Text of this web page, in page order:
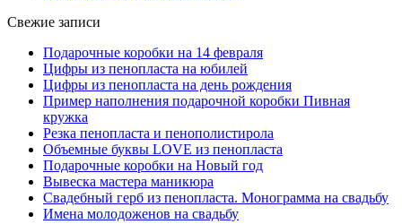
Свежие записи
Подарочные коробки на 14 февраля
Цифры из пенопласта на юбилей
Цифры из пенопласта на день рождения
Пример наполнения подарочной коробки Пивная
кружка
Резка пенопласта и пенополистирола
Объемные буквы LOVE из пенопласта
Подарочные коробки на Новый год
Вывеска мастера маникюра
Свадебный герб из пенопласта. Монограмма на свадьбу
Имена молодоженов на свадьбу